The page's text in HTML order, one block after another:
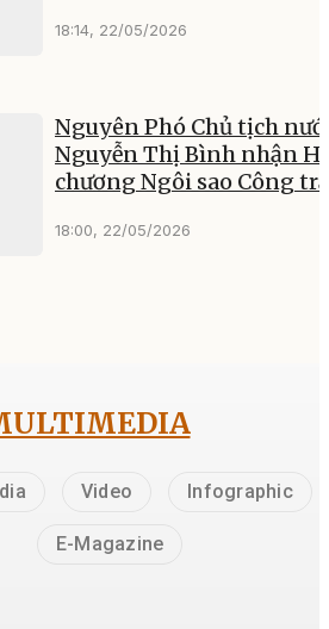
18:14, 22/05/2026
Nguyên Phó Chủ tịch
Nguyễn Thị Bình nhận
chương Ngôi sao Công
18:00, 22/05/2026
Video Infographic
E-Magazine